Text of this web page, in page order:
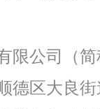
限公司（
德区大良